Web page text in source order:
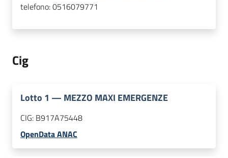
telefono:0516079771
Cig
Lotto 1 — MEZZO MAXI EMERGENZE
CIG: B917A75448
OpenData ANAC